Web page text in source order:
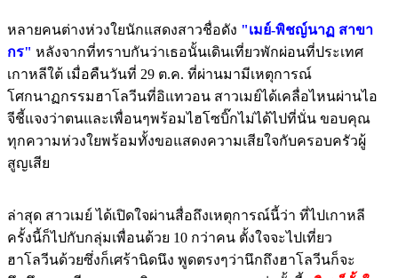
หลายคนต่างห่วงใยนักแสดงสาวชื่อดัง "เมย์-พิชญ์นาฏ สาขา
กร" หลังจากที่ทราบกันว่าเธอนั้นเดินเที่ยวพักผ่อนที่ประเทศ
เกาหลีใต้ เมื่อคืนวันที่ 29 ต.ค. ที่ผ่านมามีเหตุการณ์
โศกนาฏกรรมฮาโลวีนที่อิแทวอน สาวเมย์ได้เคลื่อไหนผ่านไอ
จีชี้แจงว่าตนและเพื่อนๆพร้อมไฮโซบิ๊กไม่ได้ไปที่นั่น ขอบคุณ
ทุกความห่วงใยพร้อมทั้งขอแสดงความเสียใจกับครอบครัวผู้
สูญเสีย
ล่าสุด สาวเมย์ ได้เปิดใจผ่านสื่อถึงเหตุการณ์นี้ว่า ที่ไปเกาหลี
ครั้งนี้ก็ไปกับกลุ่มเพื่อนด้วย 10 กว่าคน ตั้งใจจะไปเที่ยว
ฮาโลวีนด้วยซึ่งก็เศร้านิดนึง พูดตรงๆว่านึกถึงฮาโลวีนก็จะ